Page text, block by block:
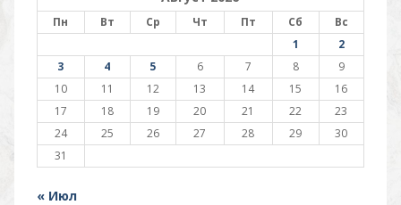
Пн Вт Ср Чт Пт Сб
Вс
1
2
3
4 5 6 7 8
9
10
11 12 13 14 15
16
17
18 19 20 21 22
23
24
25 26 27 28 29
30
31
« Июл